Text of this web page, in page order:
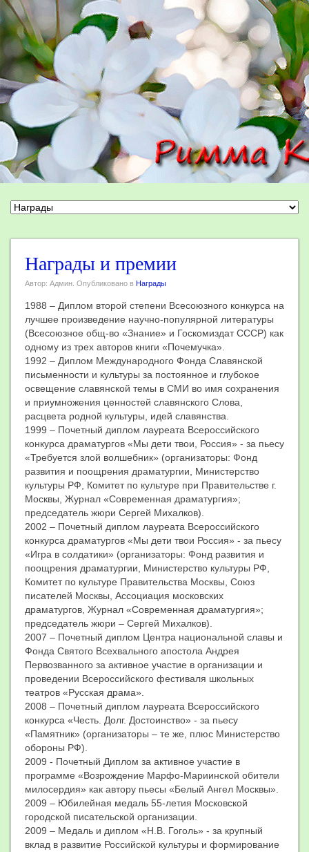
Награды и премии
Автор: Админ. Опубликовано в Награды
1988 – Диплом второй степени Всесоюзного конкурса на
лучшее произведение научно-популярной литературы
(Всесоюзное общ-во «Знание» и Госкомиздат СССР) как
одному из трех авторов книги «Почемучка».
1992 – Диплом Международного Фонда Славянской
письменности и культуры за постоянное и глубокое
освещение славянской темы в СМИ во имя сохранения
и приумножения ценностей славянского Слова,
расцвета родной культуры, идей славянства.
1999 – Почетный диплом лауреата Всероссийского
конкурса драматургов «Мы дети твои, Россия» - за пьесу
«Требуется злой волшебник» (организаторы: Фонд
развития и поощрения драматургии, Министерство
культуры РФ, Комитет по культуре при Правительстве г.
Москвы, Журнал «Современная драматургия»;
председатель жюри Сергей Михалков).
2002 – Почетный диплом лауреата Всероссийского
конкурса драматургов «Мы дети твои Россия» - за пьесу
«Игра в солдатики» (организаторы: Фонд развития и
поощрения драматургии, Министерство культуры РФ,
Комитет по культуре Правительства Москвы, Союз
писателей Москвы, Ассоциация московских
драматургов, Журнал «Современная драматургия»;
председатель жюри – Сергей Михалков).
2007 – Почетный диплом Центра национальной славы и
Фонда Святого Всехвального апостола Андрея
Первозванного за активное участие в организации и
проведении Всероссийского фестиваля школьных
театров «Русская драма».
2008 – Почетный диплом лауреата Всероссийского
конкурса «Честь. Долг. Достоинство» - за пьесу
«Памятник» (организаторы – те же, плюс Министерство
обороны РФ).
2009 - Почетный Диплом за активное участие в
программе «Возрождение Марфо-Мариинской обители
милосердия» как автору пьесы «Белый Ангел Москвы».
2009 – Юбилейная медаль 55-летия Московской
городской писательской организации.
2009 – Медаль и диплом «Н.В. Гоголь» - за крупный
вклад в развитие Российской культуры и формирование